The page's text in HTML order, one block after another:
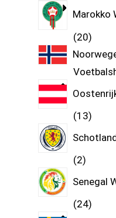
Marokko
20
13
2
Senegal
24